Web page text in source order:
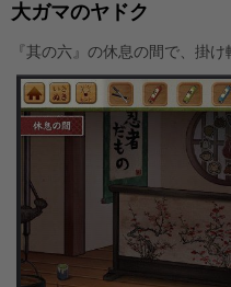
大ガマのヤドク
『其の六』の休息の間で、掛け